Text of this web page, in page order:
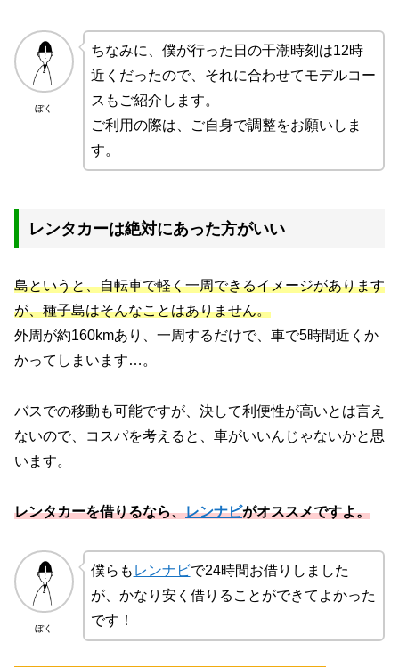
ぼく
ちなみに、僕が行った日の干潮時刻は12時
近くだったので、それに合わせてモデルコー
スもご紹介します。
ご利用の際は、ご自身で調整をお願いしま
す。
レンタカーは絶対にあった方がいい
島というと、自転車で軽く一周できるイメージがあります
が、種子島はそんなことはありません。
外周が約160kmあり、一周するだけで、車で5時間近くか
かってしまいます…。
バスでの移動も可能ですが、決して利便性が高いとは言え
ないので、コスパを考えると、車がいいんじゃないかと思
います。
レンタカーを借りるなら、レンナビがオススメですよ。
ぼく
僕らも レンナビで24時間お借りしました
が、かなり安く借りることができてよかった
です！